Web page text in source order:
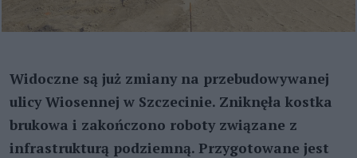
Widoczne są już zmiany na przebudowywanej
ulicy Wiosennej w Szczecinie. Zniknęła kostka
brukowa i zakończono roboty związane z
infrastrukturą podziemną. Przygotowane jest